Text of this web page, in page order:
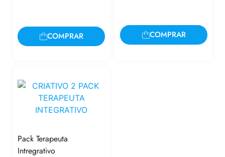
COMPRAR COMPRAR
Pack Terapeuta
Intregrativo